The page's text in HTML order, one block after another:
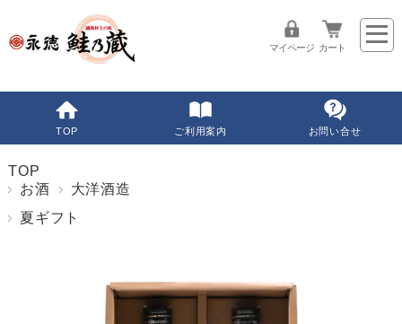
マイページ カート
TOP ご利用案内 お問い合せ
TOP
お酒
大洋酒造
夏ギフト